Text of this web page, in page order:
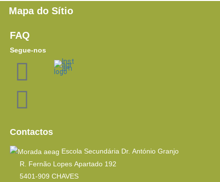
Mapa do Sítio
FAQ
Segue-nos
Contactos
Escola Secundária Dr. António Granjo
R. Fernão Lopes Apartado 192
5401-909 CHAVES